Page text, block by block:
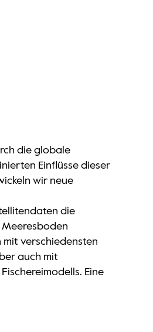
die globale
Einflüsse dieser
wir neue
die
mit verschiedensten
auch mit
Eine